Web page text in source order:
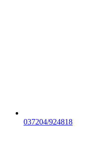
037204/924818